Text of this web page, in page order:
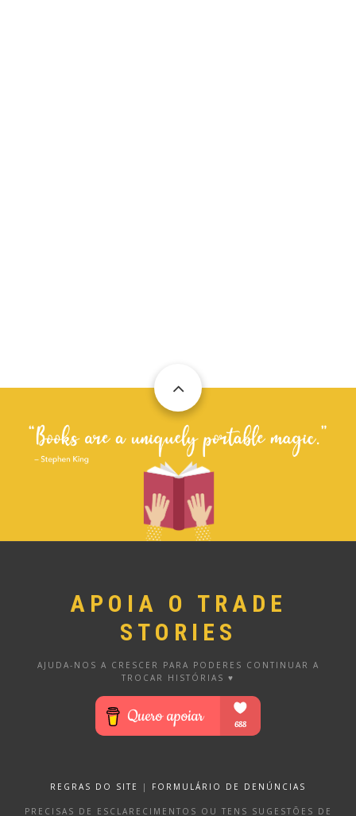
APOIA O TRADE
STORIES
AJUDA-NOS A CRESCER PARA PODERES CONTINUAR A
TROCAR HISTÓRIAS ♥
REGRAS DO SITE | FORMULÁRIO DE DENÚNCIAS
PRECISAS DE ESCLARECIMENTOS OU TENS SUGESTÕES DE